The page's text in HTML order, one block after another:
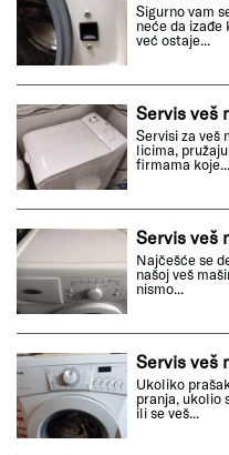
Sigurno vam
neće da izađe
već ostaje...
Servis veš
Servisi za veš
licima,
firmama koje...
Servis veš
Najčešće se
našoj veš
nismo...
Servis veš
Ukoliko
pranja, ukolio
ili se veš...